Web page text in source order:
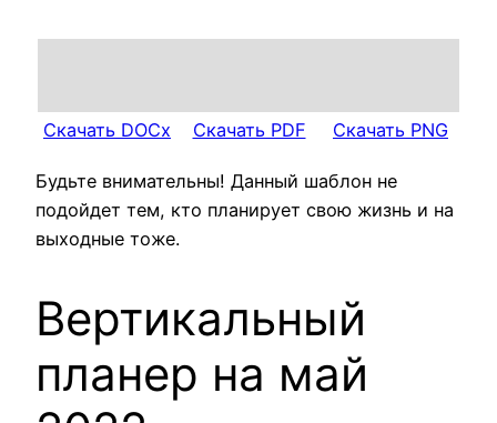
Скачать DOCx Скачать PDF Скачать PNG
Будьте внимательны! Данный шаблон не
подойдет тем, кто планирует свою жизнь и на
выходные тоже.
Вертикальный
планер на май